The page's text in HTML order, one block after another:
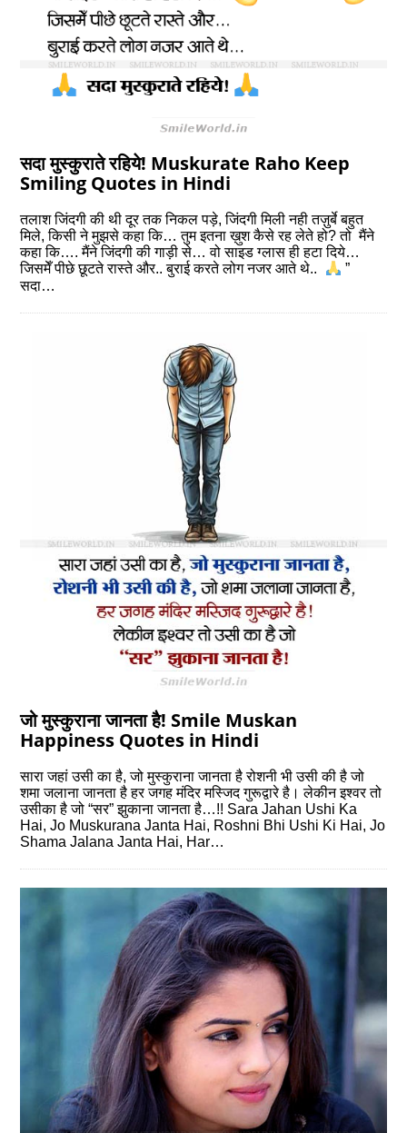
सदा मुस्कुराते रहिये! Muskurate Raho Keep
Smiling Quotes in Hindi
तलाश जिंदगी की थी दूर तक निकल पड़े, जिंदगी मिली नही तज़ुर्बे बहुत
मिले, किसी ने मुझसे कहा कि… तुम इतना ख़ुश कैसे रह लेते हो? तो मैंने
कहा कि…. मैंने जिंदगी की गाड़ी से… वो साइड ग्लास ही हटा दिये…
जिसमेँ पीछे छूटते रास्ते और.. बुराई करते लोग नजर आते थे..
”
सदा…
जो मुस्कुराना जानता है! Smile Muskan
Happiness Quotes in Hindi
सारा जहां उसी का है, जो मुस्कुराना जानता है रोशनी भी उसी की है जो
शमा जलाना जानता है हर जगह मंदिर मस्जिद गुरूद्वारे है। लेकीन इश्वर तो
उसीका है जो “सर” झुकाना जानता है…!! Sara Jahan Ushi Ka
Hai, Jo Muskurana Janta Hai, Roshni Bhi Ushi Ki Hai, Jo
Shama Jalana Janta Hai, Har…